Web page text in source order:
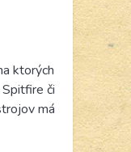
ktorých
či
má